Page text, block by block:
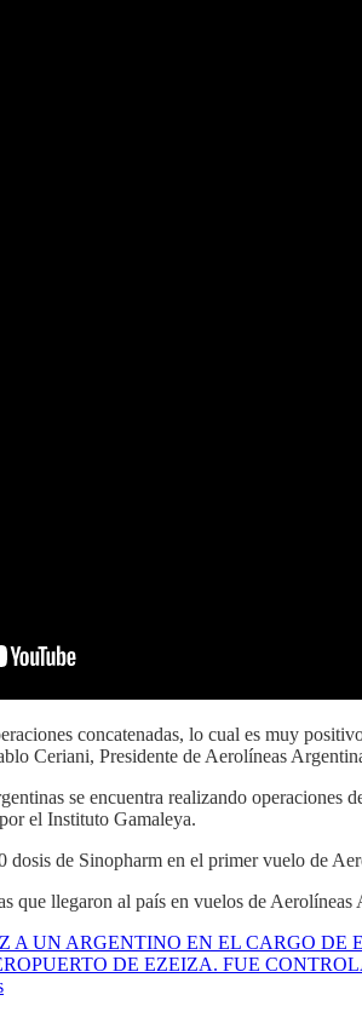
concatenadas, lo cual es muy
Ceriani, Presidente de Aerolíneas
se encuentra realizando operaciones
el Instituto Gamaleya.
dosis de Sinopharm en el primer vuelo de
que llegaron al país en vuelos de Aerolíneas
A UN ARGENTINO EN EL CARGO
DE EZEIZA. FUE